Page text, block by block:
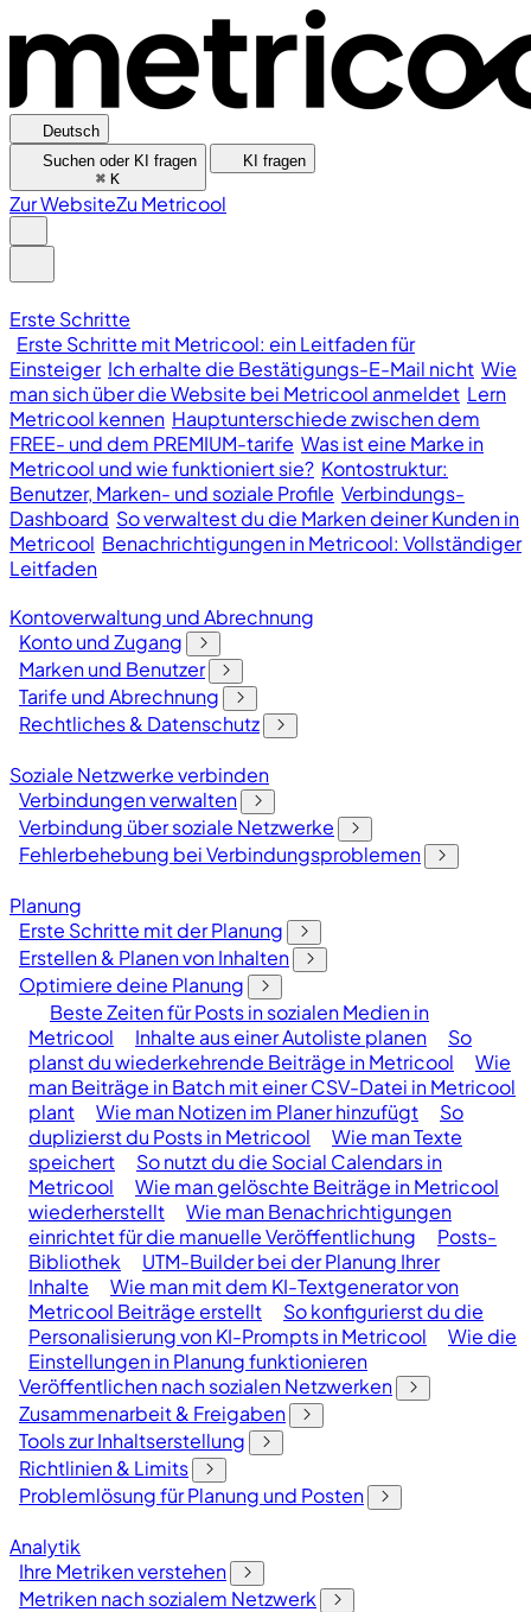
Deutsch
Suchen oder KI fragen
⌘ K
KI fragen
Zur WebsiteZu Metricool
Erste Schritte
Erste Schritte mit Metricool: ein Leitfaden für
Einsteiger Ich erhalte die Bestätigungs-E-Mail nicht Wie
man sich über die Website bei Metricool anmeldet Lern
Metricool kennen Hauptunterschiede zwischen dem
FREE- und dem PREMIUM-tarife Was ist eine Marke in
Metricool und wie funktioniert sie? Kontostruktur:
Benutzer, Marken- und soziale Profile Verbindungs-
Dashboard So verwaltest du die Marken deiner Kunden in
Metricool Benachrichtigungen in Metricool: Vollständiger
Leitfaden
Kontoverwaltung und Abrechnung
Konto und Zugang
Marken und Benutzer
Tarife und Abrechnung
Rechtliches & Datenschutz
Soziale Netzwerke verbinden
Verbindungen verwalten
Verbindung über soziale Netzwerke
Fehlerbehebung bei Verbindungsproblemen
Planung
Erste Schritte mit der Planung
Erstellen & Planen von Inhalten
Optimiere deine Planung
Beste Zeiten für Posts in sozialen Medien in
Metricool
Inhalte aus einer Autoliste planen
So
planst du wiederkehrende Beiträge in Metricool
Wie
man Beiträge in Batch mit einer CSV-Datei in Metricool
plant
Wie man Notizen im Planer hinzufügt
So
duplizierst du Posts in Metricool
Wie man Texte
speichert
So nutzt du die Social Calendars in
Metricool
Wie man gelöschte Beiträge in Metricool
wiederherstellt
Wie man Benachrichtigungen
einrichtet für die manuelle Veröffentlichung
Posts-
Bibliothek
UTM-Builder bei der Planung Ihrer
Inhalte
Wie man mit dem KI-Textgenerator von
Metricool Beiträge erstellt
So konfigurierst du die
Personalisierung von KI-Prompts in Metricool
Wie die
Einstellungen in Planung funktionieren
Veröffentlichen nach sozialen Netzwerken
Zusammenarbeit & Freigaben
Tools zur Inhaltserstellung
Richtlinien & Limits
Problemlösung für Planung und Posten
Analytik
Ihre Metriken verstehen
Metriken nach sozialem Netzwerk